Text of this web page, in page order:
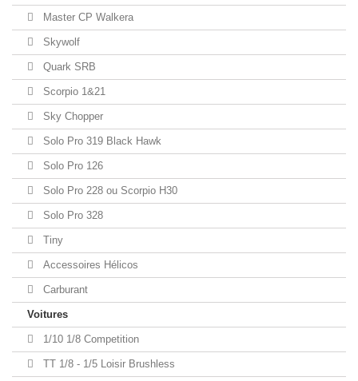
Master CP Walkera
Skywolf
Quark SRB
Scorpio 1&21
Sky Chopper
Solo Pro 319 Black Hawk
Solo Pro 126
Solo Pro 228 ou Scorpio H30
Solo Pro 328
Tiny
Accessoires Hélicos
Carburant
Voitures
1/10 1/8 Competition
TT 1/8 - 1/5 Loisir Brushless